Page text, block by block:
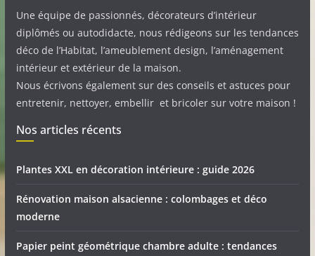
Une équipe de passionnés, décorateurs d’intérieur
diplômés ou autodidacte, nous rédigeons sur les tendances
déco de l’Habitat, l’ameublement design, l’aménagement
intérieur et extérieur de la maison.
Nous écrivons également sur des conseils et astuces pour
entretenir, nettoyer, embellir et bricoler sur votre maison !
Nos articles récents
Plantes XXL en décoration intérieure : guide 2026
Rénovation maison alsacienne : colombages et déco
moderne
Papier peint géométrique chambre adulte : tendances